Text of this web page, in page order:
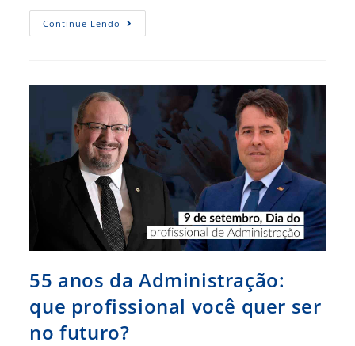
Continue Lendo ‘Oceano
Azul’
Origem
55 anos da Administração:
que profissional você quer ser
no futuro?